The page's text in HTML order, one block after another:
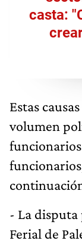
casta:
Estas
volumen
- La
Ferial de